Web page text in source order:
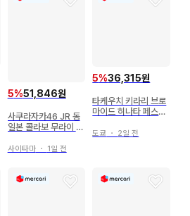
5%51,846원
사쿠라자카46 JR 동
일본 콜라보 무라이 유
사이타마・ 1일 전
5%36,315원
타케우치 키라리 브로
마이드 히나타 페스티
혜택
도쿄 ・ 2일 전